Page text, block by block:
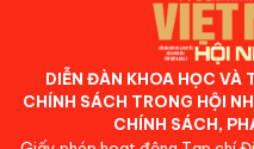
DIỄN ĐÀN KHOA HỌC VÀ
CHÍNH SÁCH TRONG HỘI
CHÍNH SÁCH,